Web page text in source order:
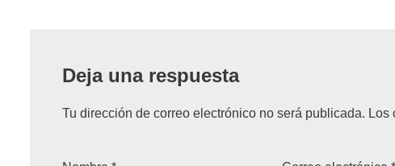
Deja una respuesta
Tu dirección de correo electrónico no será publicada. Los